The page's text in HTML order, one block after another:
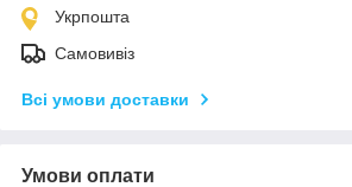
Укрпошта
Самовивіз
Всі умови доставки
Умови оплати